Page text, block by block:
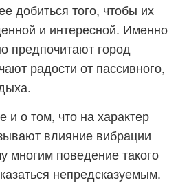
добиться того, чтобы их
и интересной. Именно
предпочитают город
радости от пассивного,
о том, что на характер
влияние вибрации
многим поведение такого
непредсказуемым.